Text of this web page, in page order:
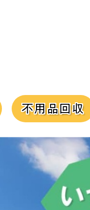
不用品回収